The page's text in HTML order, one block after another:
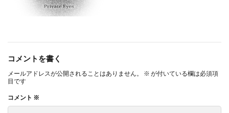
コメントを書く
メールアドレスが公開されることはありません。 ※ が付いている欄は必須項
目です
コメント ※